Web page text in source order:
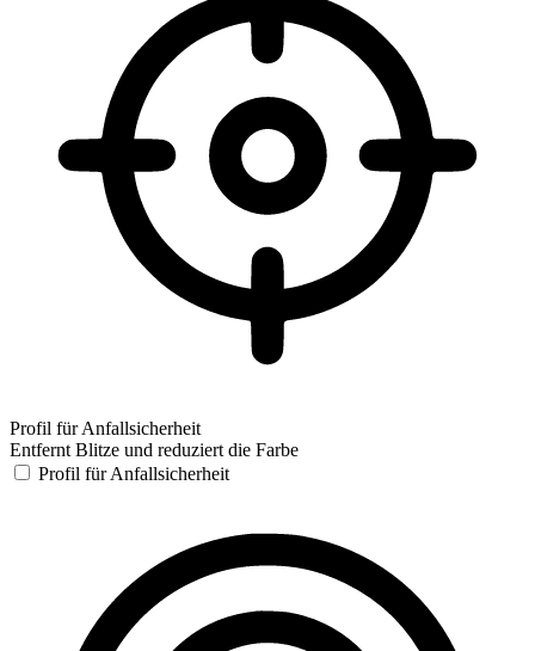
Profil für Anfallsicherheit
Entfernt Blitze und reduziert die Farbe
Profil für Anfallsicherheit